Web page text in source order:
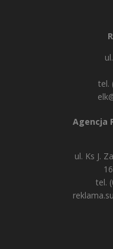
tel.
Agencja
ul. Ks J.
tel.